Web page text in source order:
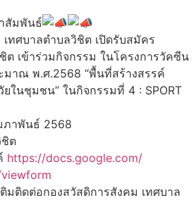
สัมพันธ์
ทศบาลตำบลวิชิต เปิดรับสมัคร
เข้าร่วมกิจกรรม ในโครงการวัคซีน
มาณ พ.ศ.2568 “พื้นที่สร้างสรรค์
ในชุมชน” ในกิจกรรมที่ 4 : SPORT
ภาพันธ์ 2568
ต
https://docs.google.com/
viewform
มติดต่อกองสวัสดิการสังคม เทศบาล